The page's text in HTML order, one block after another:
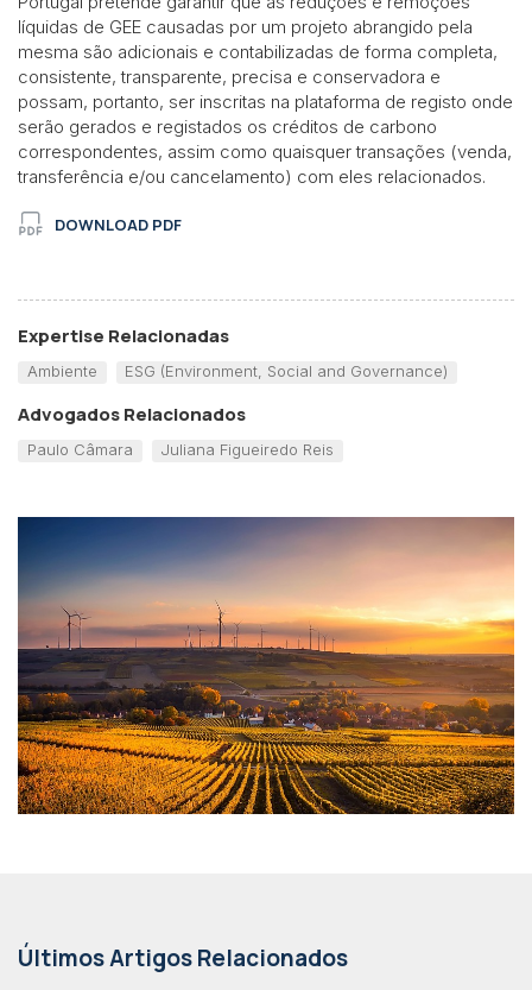
líquidas de GEE causadas por um projeto abrangido pela
mesma são adicionais e contabilizadas de forma completa,
consistente, transparente, precisa e conservadora e
possam, portanto, ser inscritas na plataforma de registo onde
serão gerados e registados os créditos de carbono
correspondentes, assim como quaisquer transações (venda,
transferência e/ou cancelamento) com eles relacionados.
DOWNLOAD PDF
Expertise Relacionadas
Ambiente ESG (Environment, Social and Governance)
Advogados Relacionados
Paulo Câmara Juliana Figueiredo Reis
Últimos Artigos Relacionados